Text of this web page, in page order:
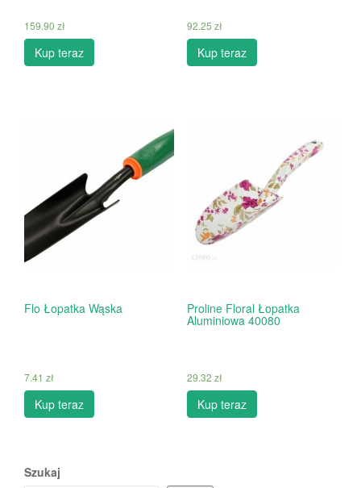
159.90 zł
Kup teraz
92.25 zł
Kup teraz
Flo Łopatka Wąska
7.41 zł
Kup teraz
Proline Floral Łopatka
Aluminiowa 40080
29.32 zł
Kup teraz
Szukaj